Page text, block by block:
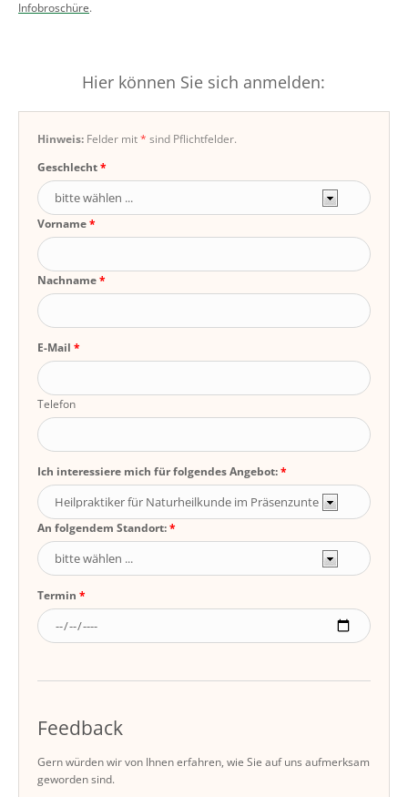
Infobroschüre.
Hier können Sie sich anmelden:
Hinweis: Felder mit* sind Pflichtfelder.
Geschlecht
Vorname
Nachname
E-Mail
Telefon
Ich interessiere mich für folgendes Angebot:
An folgendem Standort:
Termin
Feedback
Gern würden wir von Ihnen erfahren, wie Sie auf uns aufmerksam
geworden sind.